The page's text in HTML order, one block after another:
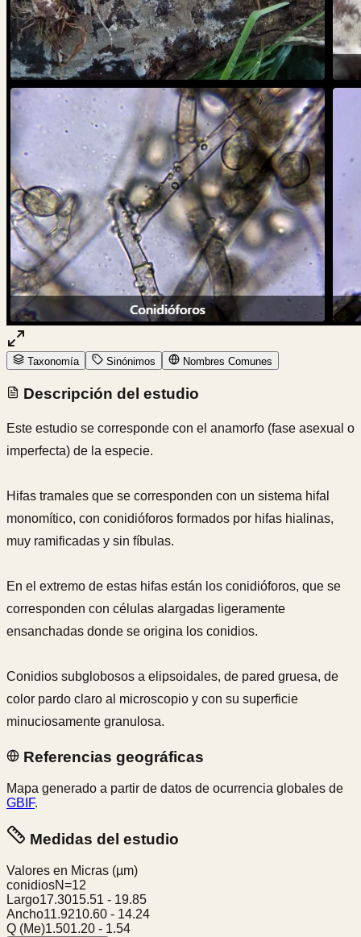
Taxonomía Sinónimos Nombres Comunes
Descripción del estudio
Este estudio se corresponde con el anamorfo (fase asexual o
imperfecta) de la especie.
Hifas tramales que se corresponden con un sistema hifal
monomítico, con conidióforos formados por hifas hialinas,
muy ramificadas y sin fíbulas.
En el extremo de estas hifas están los conidióforos, que se
corresponden con células alargadas ligeramente
ensanchadas donde se origina los conidios.
Conidios subglobosos a elipsoidales, de pared gruesa, de
color pardo claro al microscopio y con su superficie
minuciosamente granulosa.
Referencias geográficas
Mapa generado a partir de datos de ocurrencia globales de
GBIF.
Medidas del estudio
Valores en Micras (µm)
conidiosN=12
Largo17.3015.51 - 19.85
Ancho11.9210.60 - 14.24
Q (Me)1.501.20 - 1.54